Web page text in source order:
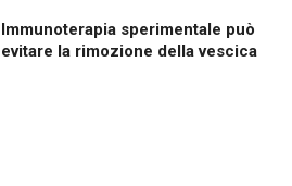
Immunoterapia sperimentale può
evitare la rimozione della vescica